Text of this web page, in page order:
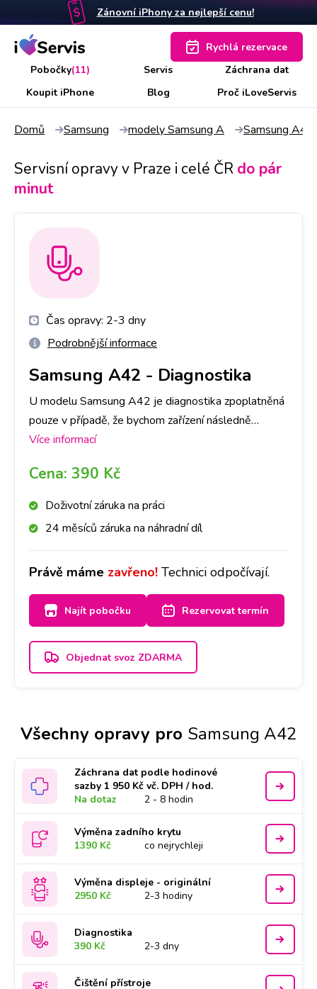
Zánovní iPhony za nejlepší cenu!
Pobočky(11) Servis
Záchrana dat
Koupit iPhone
Blog Proč iLoveServis
Rychlá rezervace
Domů Samsung modely Samsung A Samsung A42
Servisní opravy v Praze i celé ČR do pár
minut
Čas opravy: 2-3 dny
Podrobnější informace
Samsung A42 - Diagnostika
U modelu Samsung A42 je diagnostika zpoplatněná
pouze v případě, že bychom zařízení následně
neopravovali a to částkou dle ceníku. V opačném
nutné provedení diagnostiky u nás na pobočce,
abychom dokázali přesně určit, co danou závadu
způsobuje. Následně, po jejím provedení, se s Vámi
spojíme a domluvíme se ohledně dalšího postupu
nebudeme. Při diagnostice záleží také na míře
poškození Vašeho Samsung A42, časově cca na 1-3
dny.
Více informací
Cena: 390 Kč
Doživotní záruka na práci
24 měsíců záruka na náhradní díl
Právě máme zavřeno! Technici odpočívají.
Najít pobočku Rezervovat termín
Objednat svoz ZDARMA
Všechny opravy pro Samsung A42
Záchrana dat podle hodinové
sazby 1 950 Kč vč. DPH / hod.
Na dotaz
2 - 8 hodin
Výměna zadního krytu
1390 Kč
co nejrychleji
Výměna displeje - originální
2950 Kč
2-3 hodiny
Diagnostika
390 Kč
2-3 dny
Čištění přístroje